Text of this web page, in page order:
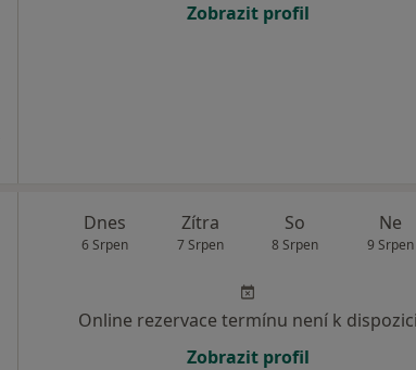
Zobrazit profil
Dnes
6 Srpen
Zítra
7 Srpen
So
8 Srpen
Ne
9 Srpen
Online rezervace termínu není k dispozici
Zobrazit profil